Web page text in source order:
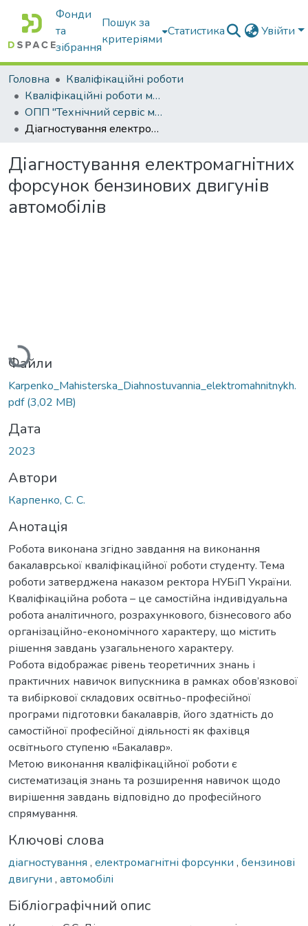
Фонди
та
зібрання
Пошук за
критеріями
Статистика Увійти
Головна
Кваліфікаційні роботи
Кваліфікаційні роботи магістрів
ОПП "Технічний сервіс машин та обладнання сільськогосподарського виробництва"
Діагностування електромагнітних форсунок бензинових двигунів автомобілів
Діагностування електромагнітних
форсунок бензинових двигунів
автомобілів
Вантажиться...
Файли
Karpenko_Mahisterska_Diahnostuvannia_elektromahnitnykh.
pdf(3,02 MB)
Дата
2023
Автори
Карпенко, С. С.
Анотація
Робота виконана згідно завдання на виконання
бакалаврської кваліфікаційної роботи студенту. Тема
роботи затверджена наказом ректора НУБіП України.
Кваліфікаційна робота – це самостійна індивідуальна
робота аналітичного, розрахункового, бізнесового або
організаційно-економічного характеру, що містить
рішення завдань узагальненого характеру.
Робота відображає рівень теоретичних знань і
практичних навичок випускника в рамках обов’язкової
та вибіркової складових освітньо-професійної
програми підготовки бакалаврів, його здатність до
самостійної професійної діяльності як фахівця
освітнього ступеню «Бакалавр».
Метою виконання кваліфікаційної роботи є
систематизація знань та розширення навичок щодо
вирішення завдань відповідно до професійного
спрямування.
Ключові слова
діагностування , електромагнітні форсунки , бензинові
двигуни , автомобілі
Бібліографічний опис